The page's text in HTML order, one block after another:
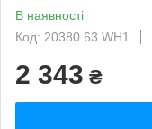
В наявності
Код: 20380.63.WH1
2 343 ₴